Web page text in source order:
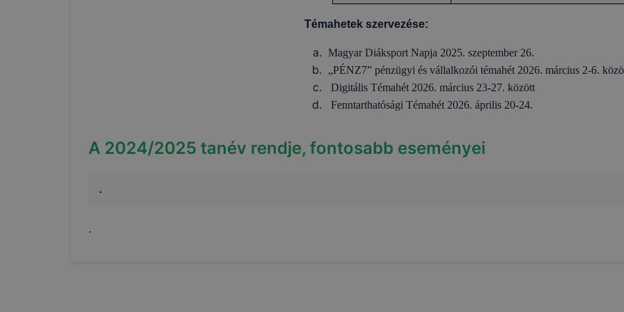
Témahetek szervezése:
Magyar Diáksport Napja 2025. szeptember 26.
„PÉNZ7” pénzügyi és vállalkozói témahét 2026. március 2-6.
Digitális Témahét 2026. március 23-27. között
Fenntarthatósági Témahét 2026. április 20-24.
A 2024/2025 tanév rendje, fontosabb eseményei
.
.